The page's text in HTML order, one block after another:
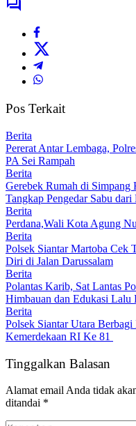
Pos Terkait
Berita
Pererat Antar Lembaga,
PA Sei Rampah
Berita
Gerebek Rumah di
Tangkap Pengedar Sabu dari
Berita
Perdana,Wali Kota Agung
Berita
Polsek Siantar Martoba Cek
Diri di Jalan Darussalam
Berita
Polantas Karib, Sat Lantas
Himbauan dan Edukasi Lalu
Berita
Polsek Siantar Utara
Kemerdekaan RI Ke 81
Tinggalkan Balasan
Alamat email Anda tidak
ditandai *